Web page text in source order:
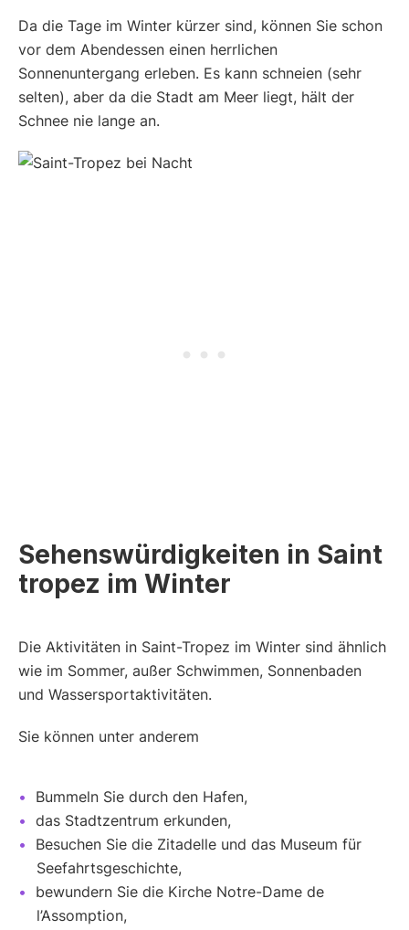
Da die Tage im Winter kürzer sind, können Sie schon
vor dem Abendessen einen herrlichen
Sonnenuntergang erleben. Es kann schneien (sehr
selten), aber da die Stadt am Meer liegt, hält der
Schnee nie lange an.
Sehenswürdigkeiten in Saint
tropez im Winter
Die Aktivitäten in Saint-Tropez im Winter sind ähnlich
wie im Sommer, außer Schwimmen, Sonnenbaden
und Wassersportaktivitäten.
Sie können unter anderem
Bummeln Sie durch den Hafen,
das Stadtzentrum erkunden,
Besuchen Sie die Zitadelle und das Museum für
Seefahrtsgeschichte,
bewundern Sie die Kirche Notre-Dame de
l’Assomption,